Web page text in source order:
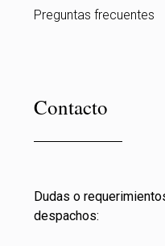
Preguntas frecuentes
Contacto
Dudas o
despachos: